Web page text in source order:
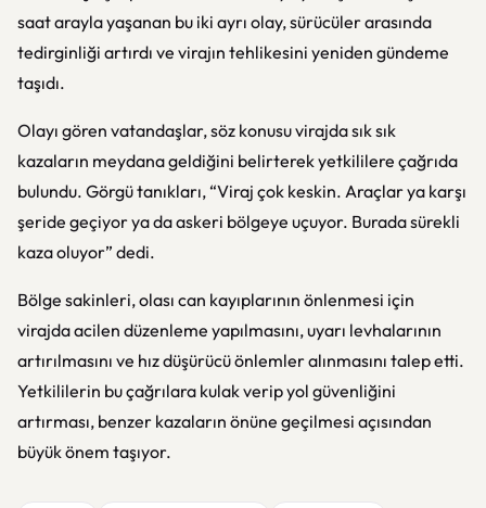
saat arayla yaşanan bu iki ayrı olay, sürücüler arasında
tedirginliği artırdı ve virajın tehlikesini yeniden gündeme
taşıdı.
Olayı gören vatandaşlar, söz konusu virajda sık sık
kazaların meydana geldiğini belirterek yetkililere çağrıda
bulundu. Görgü tanıkları, “Viraj çok keskin. Araçlar ya karşı
şeride geçiyor ya da askeri bölgeye uçuyor. Burada sürekli
kaza oluyor” dedi.
Bölge sakinleri, olası can kayıplarının önlenmesi için
virajda acilen düzenleme yapılmasını, uyarı levhalarının
artırılmasını ve hız düşürücü önlemler alınmasını talep etti.
Yetkililerin bu çağrılara kulak verip yol güvenliğini
artırması, benzer kazaların önüne geçilmesi açısından
büyük önem taşıyor.